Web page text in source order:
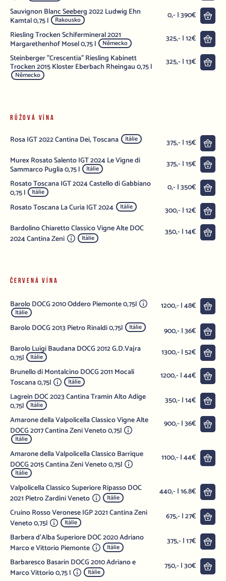
Sauvignon Blanc Seeberg 2022 Ludwig Ehn
Kamtal 0,75 l Rakousko 0,- | 390€
Riesling Trocken Schifermineral 2021
Margarethenhof Mosel 0,75 l Německo 325,- | 12€
Steinberger "Crescentia" Riesling Kabinett
Trocken 2015 Kloster Eberbach Rheingau 0,75 l
Německo
325,- | 13€
RŮŽOVÁ VÍNA
Rosa IGT 2022 Cantina Dei, Toscana Itálie 375,- | 15€
Murex Rosato Salento IGT 2024 Le Vigne di
Sammarco Puglia 0,75 l Itálie 375,- | 15€
Rosato Toscana IGT 2024 Castello di Gabbiano
0,75 l Itálie 0,- | 350€
Rosato Toscana La Curia IGT 2024 Itálie 300,- | 12€
Bardolino Chiaretto Classico Vigne Alte DOC
2024 Cantina Zeni
Itálie
350,- | 14€
ČERVENÁ VÍNA
Barolo DOCG 2010 Oddero Piemonte 0,75l
Itálie
1200,- | 48€
Barolo DOCG 2013 Pietro Rinaldi 0,75l Itálie 900,- | 36€
Barolo Luigi Baudana DOCG 2012 G.D.Vajra
0,75l Itálie 1300,- | 52€
Brunello di Montalcino DOCG 2011 Mocali
Toscana 0,75l
Itálie
1200,- | 44€
Lagrein DOC 2023 Cantina Tramin Alto Adige
0,75l Itálie 350,- | 14€
Amarone della Valpolicella Classico Vigne Alte
DOCG 2017 Cantina Zeni Veneto 0,75l
Itálie
900,- | 36€
Amarone della Valpolicella Classico Barrique
DOCG 2015 Cantina Zeni Veneto 0,75l
Itálie
1100,- | 44€
Valpolicella Classico Superiore Ripasso DOC
2021 Pietro Zardini Veneto
Itálie
440,- | 16.8€
Cruino Rosso Veronese IGP 2021 Cantina Zeni
Veneto 0,75l
Itálie
675,- | 27€
Barbera d'Alba Superiore DOC 2020 Adriano
Marco e Vittorio Piemonte
Itálie
375,- | 17€
Barbaresco Basarin DOCG 2010 Adriano e
Marco Vittorio 0,75 l
Itálie
750,- | 30€